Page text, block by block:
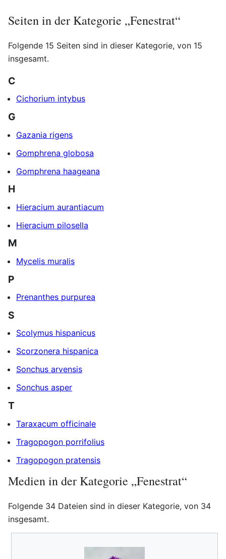
Seiten in der Kategorie „Fenestrat“
Folgende 15 Seiten sind in dieser Kategorie, von 15
insgesamt.
C
Cichorium intybus
G
Gazania rigens
Gomphrena globosa
Gomphrena haageana
H
Hieracium aurantiacum
Hieracium pilosella
M
Mycelis muralis
P
Prenanthes purpurea
S
Scolymus hispanicus
Scorzonera hispanica
Sonchus arvensis
Sonchus asper
T
Taraxacum officinale
Tragopogon porrifolius
Tragopogon pratensis
Medien in der Kategorie „Fenestrat“
Folgende 34 Dateien sind in dieser Kategorie, von 34
insgesamt.